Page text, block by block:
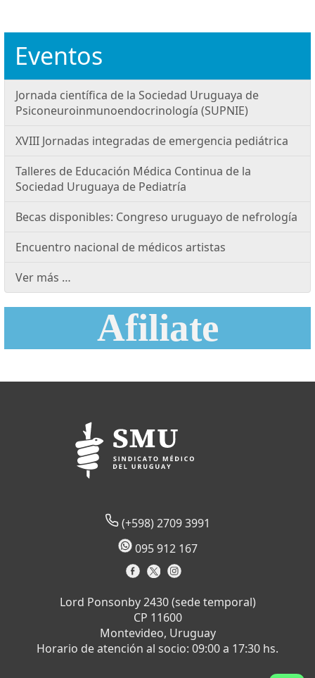
Eventos
Jornada científica de la Sociedad Uruguaya de
Psiconeuroinmunoendocrinología (SUPNIE)
XVIII Jornadas integradas de emergencia pediátrica
Talleres de Educación Médica Continua de la
Sociedad Uruguaya de Pediatría
Becas disponibles: Congreso uruguayo de nefrología
Encuentro nacional de médicos artistas
Ver más …
Afiliate
(+598) 2709 3991
095 912 167
Lord Ponsonby 2430 (sede temporal)
CP 11600
Montevideo, Uruguay
Horario de atención al socio: 09:00 a 17:30 hs.